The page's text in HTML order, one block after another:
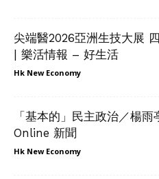
尖端醫2026亞洲生技大展
| 樂活情報 – 好生活
Hk New Economy
「基本的」民主政治／楊
Online 新聞
Hk New Economy